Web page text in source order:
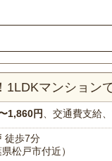
マンション
1,860円 、交通費支給
徒歩7分
県松戸市付近）